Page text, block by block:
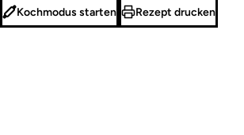
Kochmodus starten Rezept drucken